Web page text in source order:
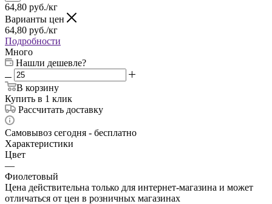
64,80 руб./кг
Варианты цен
64,80 руб./кг
Подробности
Много
Нашли дешевле?
В корзину
Купить в 1 клик
Рассчитать доставку
Самовывоз сегодня - бесплатно
Характеристики
Цвет
—
Фиолетовый
Цена действительна только для интернет-магазина и может
отличаться от цен в розничных магазинах